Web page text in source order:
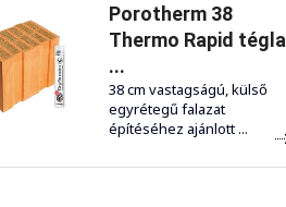
Porotherm 38
Thermo Rapid tégla
...
38 cm vastagságú, külső
egyrétegű falazat
építéséhez ajánlott ...